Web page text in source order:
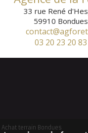
33 rue René
59910 Bondues
03 20 23 20 83
Achat terrain Bondues